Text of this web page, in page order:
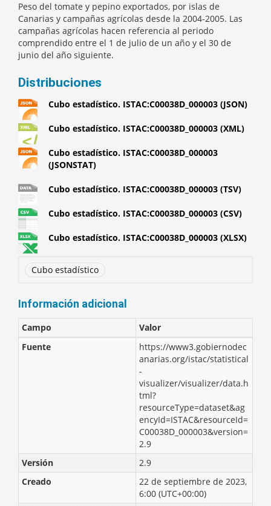
Peso del tomate y pepino exportados, por islas de
Canarias y campañas agrícolas desde la 2004-2005. Las
campañas agrícolas hacen referencia al periodo
comprendido entre el 1 de julio de un año y el 30 de
junio del año siguiente.
Distribuciones
Cubo estadístico. ISTAC:C00038D_000003 (JSON)
Cubo estadístico. ISTAC:C00038D_000003 (XML)
Cubo estadístico. ISTAC:C00038D_000003
(JSONSTAT)
Cubo estadístico. ISTAC:C00038D_000003 (TSV)
Cubo estadístico. ISTAC:C00038D_000003 (CSV)
Cubo estadístico. ISTAC:C00038D_000003 (XLSX)
Cubo estadístico
Información adicional
Campo
Valor
Fuente
https://www3.gobiernodec
anarias.org/istac/statistical
-
visualizer/visualizer/data.h
tml?
resourceType=dataset&ag
encyId=ISTAC&resourceId=
C00038D_000003&version=
2.9
Versión
2.9
Creado
22 de septiembre de 2023,
6:00 (UTC+00:00)